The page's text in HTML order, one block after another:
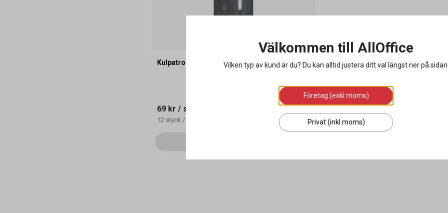
Kulpatron Parker rollerball blå medium
69 kr / styck
12 styck /
Välkommen till AllOffice
Vilken typ av kund är du? Du kan alltid justera ditt val längst ner på
Företag (exkl moms)
Privat (inkl moms)